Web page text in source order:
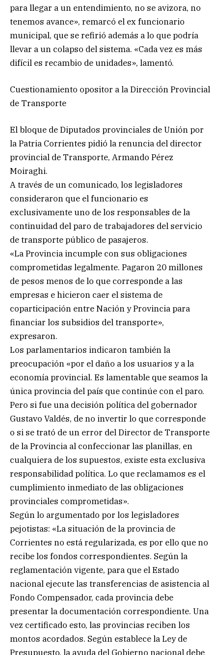
para llegar a un entendimiento, no se avizora, no
tenemos avance», remarcó el ex funcionario
municipal, que se refirió además a lo que podría
llevar a un colapso del sistema. «Cada vez es más
difícil es recambio de unidades», lamentó.
Cuestionamiento opositor a la Dirección Provincial
de Transporte
El bloque de Diputados provinciales de Unión por
la Patria Corrientes pidió la renuncia del director
provincial de Transporte, Armando Pérez
Moiraghi.
A través de un comunicado, los legisladores
consideraron que el funcionario es
exclusivamente uno de los responsables de la
continuidad del paro de trabajadores del servicio
de transporte público de pasajeros.
«La Provincia incumple con sus obligaciones
comprometidas legalmente. Pagaron 20 millones
de pesos menos de lo que corresponde a las
empresas e hicieron caer el sistema de
coparticipación entre Nación y Provincia para
financiar los subsidios del transporte»,
expresaron.
Los parlamentarios indicaron también la
preocupación «por el daño a los usuarios y a la
economía provincial. Es lamentable que seamos la
única provincia del país que continúe con el paro.
Pero si fue una decisión política del gobernador
Gustavo Valdés, de no invertir lo que corresponde
o si se trató de un error del Director de Transporte
de la Provincia al confeccionar las planillas, en
cualquiera de los supuestos, existe esta exclusiva
responsabilidad política. Lo que reclamamos es el
cumplimiento inmediato de las obligaciones
provinciales comprometidas».
Según lo argumentado por los legisladores
pejotistas: «La situación de la provincia de
Corrientes no está regularizada, es por ello que no
recibe los fondos correspondientes. Según la
reglamentación vigente, para que el Estado
nacional ejecute las transferencias de asistencia al
Fondo Compensador, cada provincia debe
presentar la documentación correspondiente. Una
vez certificado esto, las provincias reciben los
montos acordados. Según establece la Ley de
Presupuesto, la ayuda del Gobierno nacional debe